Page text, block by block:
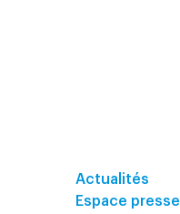
Actualités
Espace presse